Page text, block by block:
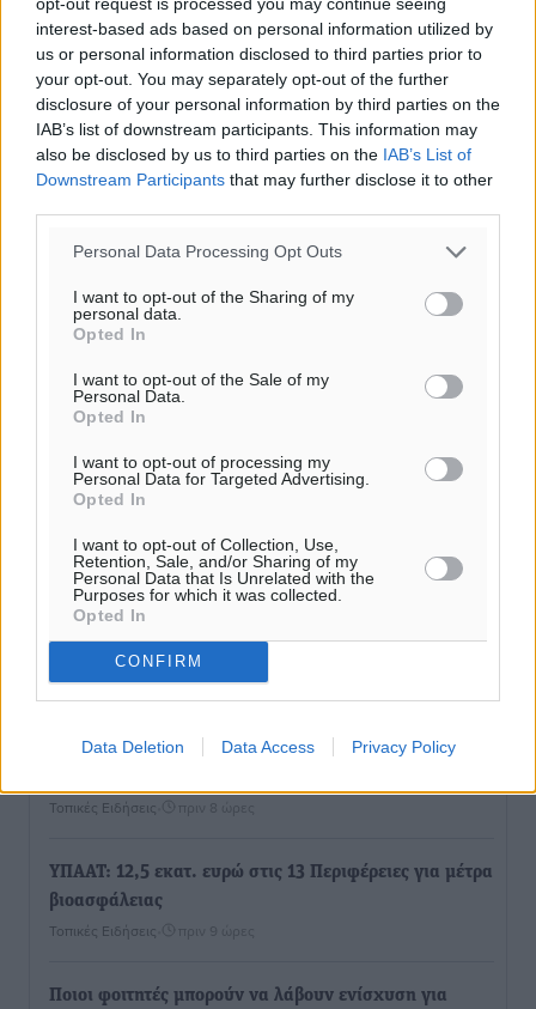
interest-based ads based on personal information utilized by
us or personal information disclosed to third parties prior to
your opt-out. You may separately opt-out of the further
disclosure of your personal information by third parties on the
IAB’s list of downstream participants. This information may
also be disclosed by us to third parties on the IAB’s List of
Downstream Participants that may further disclose it to other
Personal Data Processing Opt Outs
I want to opt-out of the Sharing of my
personal data.
Opted In
I want to opt-out of the Sale of my
Personal Data.
Opted In
I want to opt-out of processing my
Personal Data for Targeted Advertising.
Opted In
I want to opt-out of Collection, Use,
Retention, Sale, and/or Sharing of my
Personal Data that Is Unrelated with the
Purposes for which it was collected.
Opted In
CONFIRM
Data Deletion Data Access Privacy Policy
Ροή ειδήσεων
Τριήμερο εξόδου: Πάνω από 129.000 επιβάτες
αναχωρούν από Πειραιά, Ραφήνα και Λαύριο
Τοπικές Ειδήσεις πριν 8 ώρες
ΥΠΑΑΤ: 12,5 εκατ. ευρώ στις 13 Περιφέρειες για μέτρα
βιοασφάλειας
Τοπικές Ειδήσεις πριν 9 ώρες
Ποιοι φοιτητές μπορούν να λάβουν ενίσχυση για